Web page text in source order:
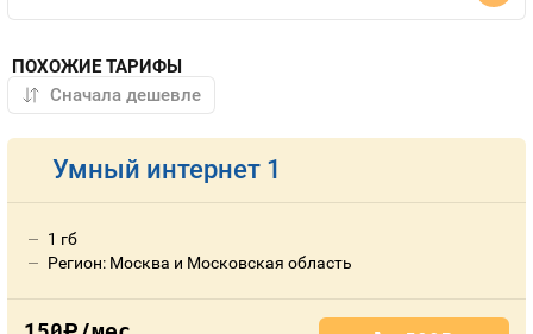
ПОХОЖИЕ ТАРИФЫ
Умный интернет 1
1 гб
Регион: Москва и Московская область